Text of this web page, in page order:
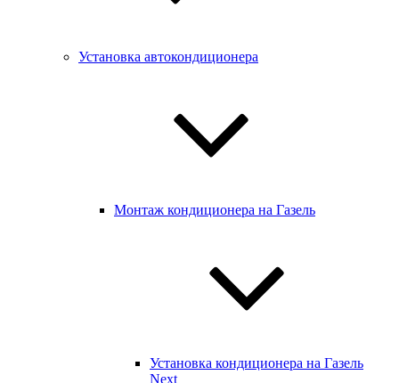
Установка автокондиционера
Монтаж кондиционера на Газель
Установка кондиционера на Газель
Next